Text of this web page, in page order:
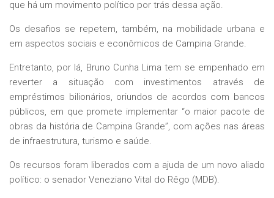
que há um movimento político por trás dessa ação.
Os desafios se repetem, também, na mobilidade urbana e
em aspectos sociais e econômicos de Campina Grande.
Entretanto, por lá, Bruno Cunha Lima tem se empenhado em
reverter a situação com investimentos através de
empréstimos bilionários, oriundos de acordos com bancos
públicos, em que promete implementar “o maior pacote de
obras da história de Campina Grande”, com ações nas áreas
de infraestrutura, turismo e saúde.
Os recursos foram liberados com a ajuda de um novo aliado
político: o senador Veneziano Vital do Rêgo (MDB).